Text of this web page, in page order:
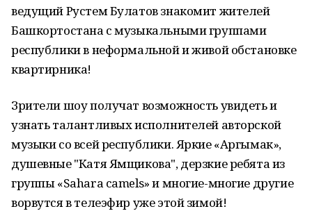
ведущий Рустем Булатов знакомит жителей
Башкортостана с музыкальными группами
республики в неформальной и живой обстановке
квартирника!
Зрители шоу получат возможность увидеть и
узнать талантливых исполнителей авторской
музыки со всей республики. Яркие «Аргымак»,
душевные "Катя Ямщикова", дерзкие ребята из
группы «Sahara camels» и многие-многие другие
ворвутся в телеэфир уже этой зимой!